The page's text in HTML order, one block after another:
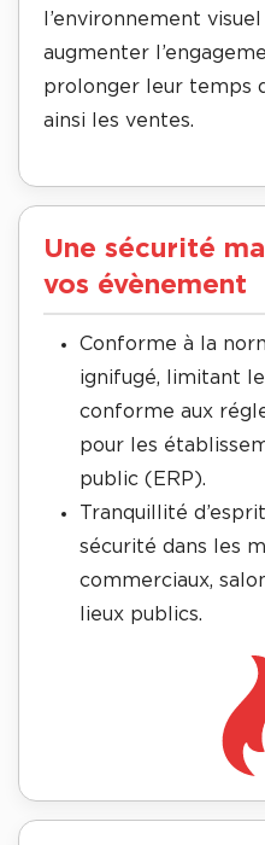
l’environnement
augmenter
prolonger leur temps
ainsi les ventes.
Une sécurité
vos évènement
Conforme à la
ignifugé, limitant
conforme aux
pour les
public (ERP).
Tranquillité
sécurité dans les
commerciaux,
lieux publics.